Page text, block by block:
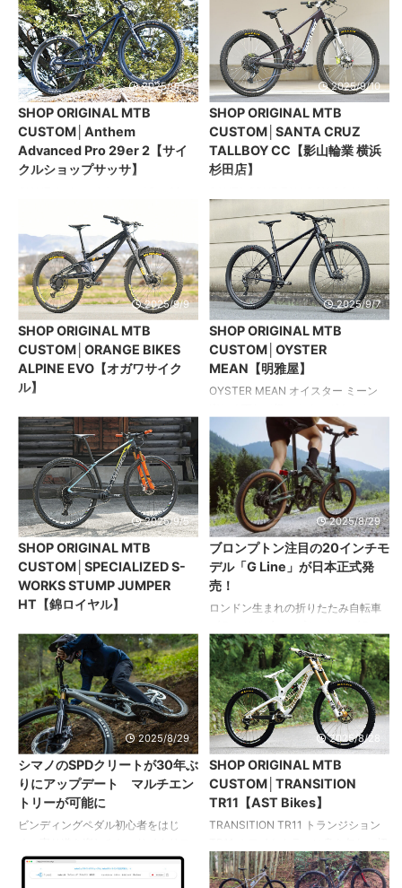
ラック色にて統一し、車体全体を重
厚なイメー ...
イト オーナー夫婦がかつて所有して
いた思い入れのあるクルマのカラー
を参考にしつつ、ショップスタッフ
と一緒に楽しみながらフレーム塗装
のアイデアを検討。 キャリーミーを
ベースとして完成させた新たな愛車
がこちらの2台だ。車体のカラーとお
そろいのフロントバッグ＆サドルバ
ッグは、地元栃木の帆布かばん店で
オーダーにて製作されたオンリーワ
ク向上のための本企画。スマート＆
気持ちよく走れるようになる練習方
法を紹介します。 今回の生徒 編集部
ヨコキ ご存知（？）本誌編集長。
2009年の創刊時にはMTBを所有すら
していなかったヨコキでしたが翌
年、愛車を手に入れてからは地味に
練習を続け、26インチ時代にはマニ
ュアルまでマスター……しかけていた
ものの、27.5インチ化の到来ととも
在に至ります。あの輝きを取り戻す
日は到来する ...
2025/9/11
SHOP ORIGINAL MTB
CUSTOM│Anthem
Advanced Pro 29er 2【サイ
クルショップサッサ】
スドプロ 29er 2 目指すはベストタイ
ムの更新 SDA王滝に挑戦するカス
タム これまではハードテイルでSDA
王滝に参戦していたオーナーが自己
ベストを更新すべく新たに手に入れ
たフルサスMTB、それがこのアンセ
ム。完成車ベースながら、軽量化と
操作性の向上を狙って各部のコンポ
ーネントはすべてXTシリーズにアッ
プグレードされている。 また、ベー
る軽量なホイールが装備されていた
が、マ ...
2025/9/10
SHOP ORIGINAL MTB
CUSTOM│SANTA CRUZ
TALLBOY CC【影山輪業 横浜
杉田店】
クルズ トールボーイCC 軽快なペダ
リング＆下り性能 理想の走りを叶
えるスペック 影山輪業の店長が新た
な相棒として迎え入れたこのトール
ボーイ。別途、ダウンヒルバイクも
所有するため、ダウンカントリー的
な走りから気軽なパークライドま
で、1台で幅広く楽しめる下り系のス
ペックにまとめ上げた。 ベース車は
29インチモデルだが、フレームの調
整機能を利用してBB ハイトをハイポ
10mm長めのフォークをセットする
ことで、乗り味が好みというマレ ...
2025/9/9
SHOP ORIGINAL MTB
CUSTOM│ORANGE BIKES
ALPINE EVO【オガワサイク
ル】
ンジ アルパインエヴォ 英国ブラン
ドにこだわったオリジナリティあふ
れる1台 最初に購入したハードテイル
に増車する形でオーナーが選んだ2
台目の愛車はアルミフレームにこだ
わった英国ブランド、オレンジのア
ルパインエヴォ。 オーリンズの前後
サスペンションが搭載されたフレー
ムキットをベースとしながら、あえ
てカーボン製パーツの使用を避け、
コクピットまわりからドライブトレ
トに至るまで、英国ブランドのアル
ミ製パーツでまとめた。 グリーン ...
2025/9/7
SHOP ORIGINAL MTB
CUSTOM│OYSTER
MEAN【明雅屋】
OYSTER MEAN オイスター ミーン
トリーハードテイル 多種多様なMTB
に乗ってきた明雅屋の店主が理想を
探りつつ、オリジナルフレームを作
成。 目指したのはハードテイルのダ
ウンカントリーバイクだ。フルサス
ダウンカントリーのジオメトリーを
そのままハードテイルに落とし込む
のではなく、下りやすさを意識した
バランスの良い設計に。コストパフ
ォーマンスやメンテナンス性の高さ
を重視したフレンドリーなパッケー
くらない「中途半端なジャンル」を
狙うことで ...
2025/9/5
SHOP ORIGINAL MTB
CUSTOM│SPECIALIZED S-
WORKS STUMP JUMPER
HT【錦ロイヤル】
JUMPER HT スペシャライズド S ワ
ークス スタンプジャンパー HT 街乗
りからレース参戦まで戦闘力を高め
る軽量化カスタム 最新の規格ではな
いものの、まだまだ戦闘力の高いハ
ードテイルフレーム。街乗りや里山
ライド、ヒルクライムやシクロクロ
スなど、幅広い使い方にマッチする
カスタマイズを施した。 もともとフ
レーム＆フォークでのセット販売だ
ったが、より軽く使うシーンに合っ
化を考慮して選んだカーボンホイー
ルには、シクロクロス ...
2025/8/29
ブロンプトン注目の20インチモ
デル「G Line」が日本正式発
売！
ロンドン生まれの折りたたみ自転車
ド初となる20インチモデル「G
Line」を日本市場で発売します。 発
売は2025年の10月予定。9月1日
（月）より、フラッグシップストア
「Brompton Tokyo」ならびに全国の
ブロンプトンG Line取扱店で試乗お
よびプレオーダーを開始します。 以
下、プレスリリースより。 1975年ロ
ンドン発、移動の常識を変えた折り
たたみ自転車の誕生から50年。ブロ
ンプトンは再び常識を覆します。
ような乗り心地、 ...
2025/8/29
シマノのSPDクリートが30年ぶ
りにアップデート マルチエン
トリーが可能に
ビンディングペダル初心者をはじ
ト、トレイルライドやレースに参加
するマウンテンバイカーまで幅広い
2025/8/28
SHOP ORIGINAL MTB
CUSTOM│TRANSITION
TR11【AST Bikes】
TRANSITION TR11 トランジション
の妥協を排した仕様 ホワイトのカラ
ーリングにこだわるオーナーの要望